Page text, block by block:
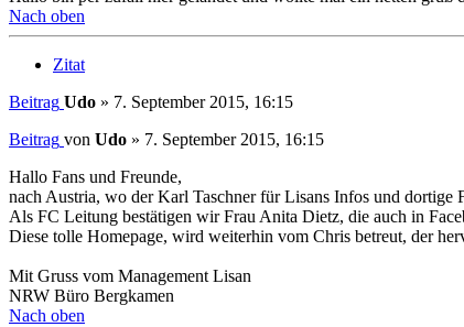
Nach oben
Zitat
Beitrag Udo » 7. September 2015, 16:15
Beitrag von Udo » 7. September 2015, 16:15
Hallo Fans und Freunde,
nach Austria, wo der Karl Taschner für Lisans Infos und dortige
Als FC Leitung bestätigen wir Frau Anita Dietz, die auch in
Diese tolle Homepage, wird weiterhin vom Chris betreut, der
Mit Gruss vom Management Lisan
NRW Büro Bergkamen
Nach oben